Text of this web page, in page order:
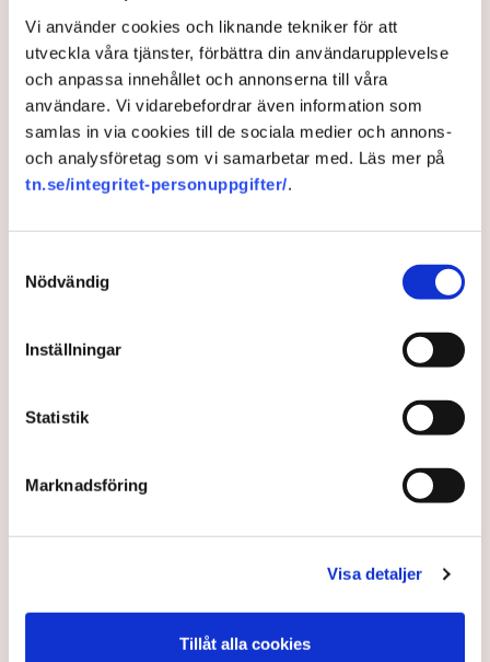
Vi använder cookies och liknande tekniker för att
utveckla våra tjänster, förbättra din användarupplevelse
och anpassa innehållet och annonserna till våra
användare. Vi vidarebefordrar även information som
samlas in via cookies till de sociala medier och annons-
och analysföretag som vi samarbetar med. Läs mer på
tn.se/integritet-personuppgifter/.
Nödvändig
Inställningar
Statistik
Marknadsföring
Visa detaljer
Tillåt alla cookies
AI-sammanfattning
Torvtäkten i Grimsås har stoppats av aktivister
sedan 28 juli.
Polisen kritiseras för bristande agerande vid
aktionerna.
Polisinspektör Anna-Lena Mann förklarar polisens
40 personer misstänks med cirka 120
Polisen använder drönare och uniformerad polis
Samtidigt är polisarbetet komplext när det gäller
agera tillräckligt då aktionerna kan fortgå för öppen ridå.
resurser inte är tillräckliga
för att skydda verksamheten
och personalen.
I enledare i Svenska Dagbladetskrev Tove Lifvendahl
skydda tillståndsgivna verksamheter” mot sabotage,
och varnade för att det annars råder ”djungelns lag”.
På sociala medier ifrågasätts det om allemansrätten